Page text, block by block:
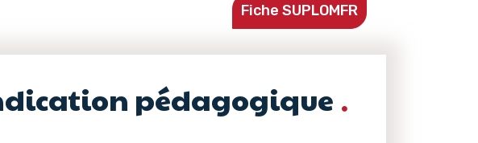
Fiche SUPLOMFR
pédagogique